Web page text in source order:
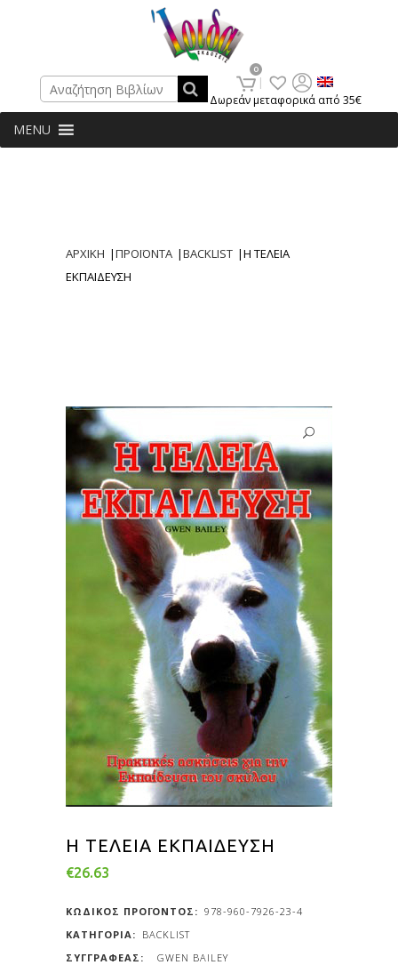
Δωρεάν μεταφορικά από 35€
Search
0
MENU
ΑΡΧΙΚΗ |ΠΡΟΪΟΝΤΑ |BACKLIST |Η ΤΕΛΕΙΑ
ΕΚΠΑΙΔΕΥΣΗ
Η ΤΕΛΕΙΑ ΕΚΠΑΙΔΕΥΣΗ
€26.63
ΚΩΔΙΚΟΣ ΠΡΟΪΟΝΤΟΣ: 978-960-7926-23-4
ΚΑΤΗΓΟΡΙΑ: BACKLIST
GWEN BAILEY